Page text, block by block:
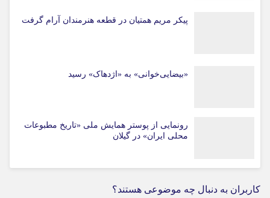
پیکر مریم همتیان در قطعه هنرمندان آرام گرفت
«بیضایی‌خوانی» به «اژدهاک» رسید
رونمایی از پوستر همایش ملی «تاریخ مطبوعات
محلی ایران» در گیلان
کاربران به دنبال چه موضوعی هستند؟